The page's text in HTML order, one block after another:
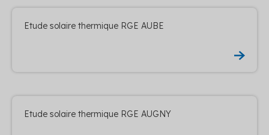
Etude solaire thermique RGE AUBE
Etude solaire thermique RGE AUGNY